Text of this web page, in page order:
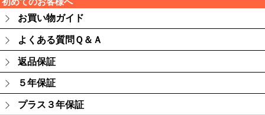
お買い物ガイド
よくある質問Ｑ＆Ａ
返品保証
５年保証
プラス３年保証